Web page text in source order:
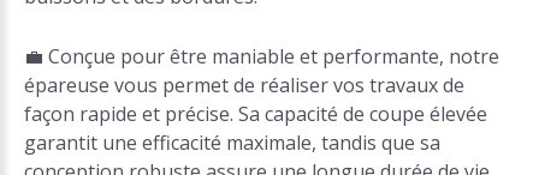
💼 Conçue pour être maniable et performante, notre
épareuse vous permet de réaliser vos travaux de
façon rapide et précise. Sa capacité de coupe élevée
garantit une efficacité maximale, tandis que sa